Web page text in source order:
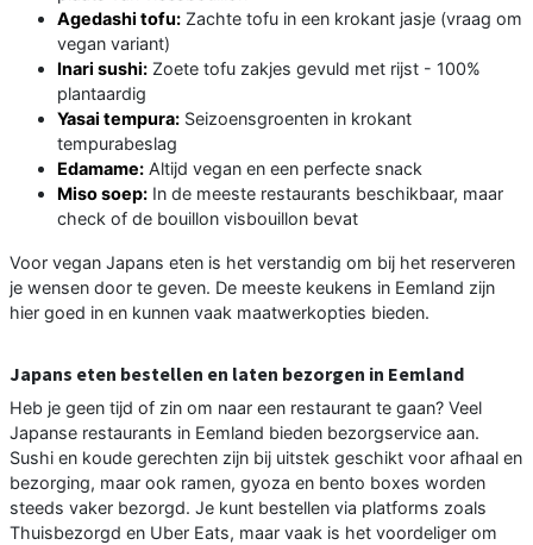
Agedashi tofu: Zachte tofu in een krokant jasje (vraag om
vegan variant)
Inari sushi: Zoete tofu zakjes gevuld met rijst - 100%
plantaardig
Yasai tempura: Seizoensgroenten in krokant
tempurabeslag
Edamame: Altijd vegan en een perfecte snack
Miso soep: In de meeste restaurants beschikbaar, maar
check of de bouillon visbouillon bevat
Voor vegan Japans eten is het verstandig om bij het reserveren
je wensen door te geven. De meeste keukens in Eemland zijn
hier goed in en kunnen vaak maatwerkopties bieden.
Japans eten bestellen en laten bezorgen in Eemland
Heb je geen tijd of zin om naar een restaurant te gaan? Veel
Japanse restaurants in Eemland bieden bezorgservice aan.
Sushi en koude gerechten zijn bij uitstek geschikt voor afhaal en
bezorging, maar ook ramen, gyoza en bento boxes worden
steeds vaker bezorgd. Je kunt bestellen via platforms zoals
Thuisbezorgd en Uber Eats, maar vaak is het voordeliger om